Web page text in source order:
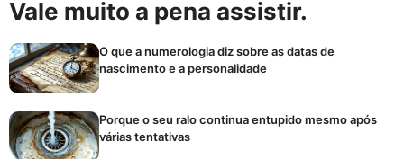
Vale muito a pena assistir.
O que a numerologia diz sobre as datas de
nascimento e a personalidade
Porque o seu ralo continua entupido mesmo após
várias tentativas